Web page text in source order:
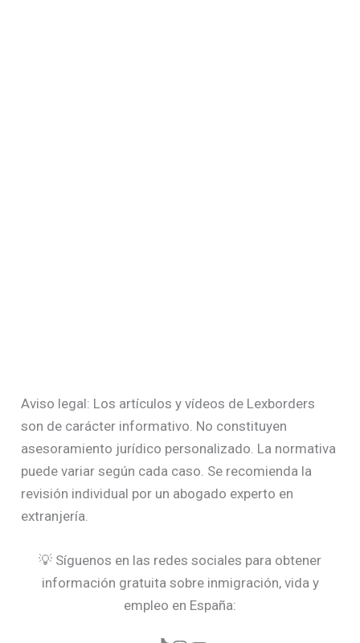
Aviso legal: Los artículos y vídeos de Lexborders
son de carácter informativo. No constituyen
asesoramiento jurídico personalizado. La normativa
puede variar según cada caso. Se recomienda la
revisión individual por un abogado experto en
extranjería.
💡 Síguenos en las redes sociales para obtener
información gratuita sobre inmigración, vida y
empleo en España: